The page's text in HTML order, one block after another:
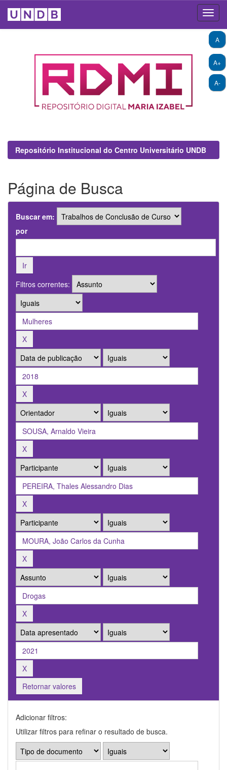
A+
A-
A
Repositório Institucional do Centro Universitário UNDB
Página de Busca
Buscar em:
por
Filtros correntes:
Retornar valores
Adicionar filtros:
Utilizar filtros para refinar o resultado de busca.